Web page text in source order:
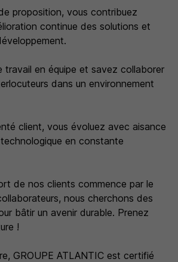
proposition, vous contribuez
continue des solutions et
travail en équipe et savez collaborer
dans un environnement
client, vous évoluez avec aisance
en constante
de nos clients commence par le
nous cherchons des
bâtir un avenir durable. Prenez
!
GROUPE ATLANTIC est certifié